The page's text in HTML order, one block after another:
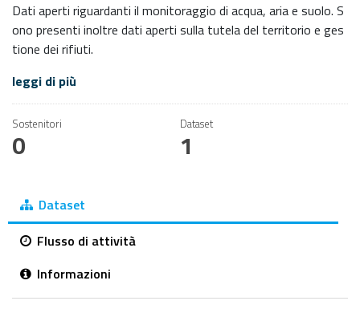
Dati aperti riguardanti il monitoraggio di acqua, aria e suolo. S
ono presenti inoltre dati aperti sulla tutela del territorio e ges
tione dei rifiuti.
leggi di più
Sostenitori
0
Dataset
1
Dataset
Flusso di attività
Informazioni